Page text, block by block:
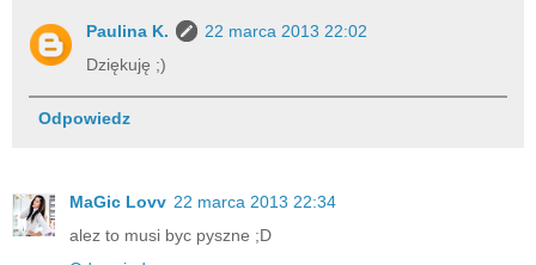
Paulina K.
22 marca 2013 22:02
Dziękuję ;)
Odpowiedz
MaGic Lovv 22 marca 2013 22:34
alez to musi byc pyszne ;D